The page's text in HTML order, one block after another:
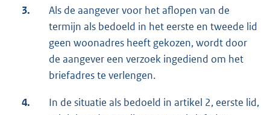
3.
Als de aangever voor het aflopen van de
termijn als bedoeld in het eerste en tweede lid
geen woonadres heeft gekozen, wordt door
de aangever een verzoek ingediend om het
briefadres te verlengen.
4.
In de situatie als bedoeld in artikel 2, eerste lid,